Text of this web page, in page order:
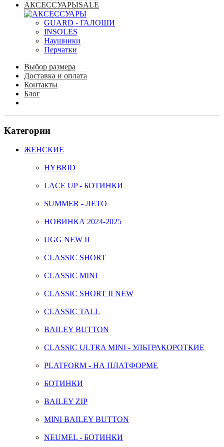
АКСЕССУАРЫSALE
GUARD - ГАЛОШИ
INSOLES
Наушники
Перчатки
Выбор размера
Доставка и оплата
Контакты
Блог
Категории
ЖЕНСКИЕ
HYBRID
LACE UP - БОТИНКИ
SUMMER - ЛЕТО
НОВИНКА 2024-2025
UGG NEW II
CLASSIC SHORT
CLASSIC MINI
CLASSIC SHORT II NEW
CLASSIC TALL
BAILEY BUTTON
CLASSIC ULTRA MINI - УЛЬТРАКОРОТКИЕ
PLATFORM - НА ПЛАТФОРМЕ
БОТИНКИ
BAILEY ZIP
MINI BAILEY BUTTON
NEUMEL - БОТИНКИ